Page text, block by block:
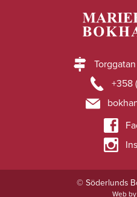
+358
© Söderlunds
Web